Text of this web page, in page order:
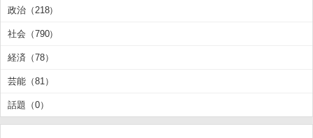
政治（218）
社会（790）
経済（78）
芸能（81）
話題（0）